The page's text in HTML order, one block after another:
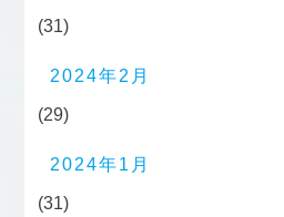
(31)
2024年2月
(29)
2024年1月
(31)